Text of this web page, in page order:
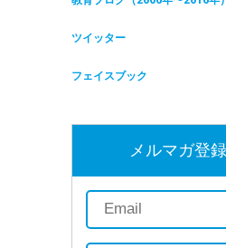
ツイッター
フェイスブック
メルマガ登録